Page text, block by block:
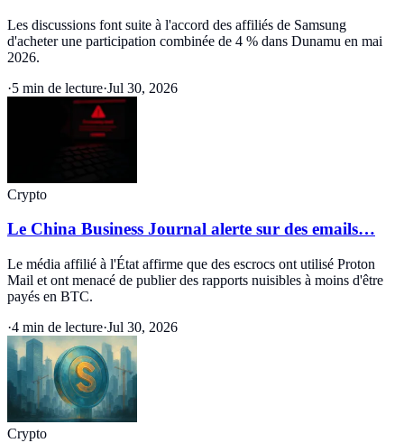
Les discussions font suite à l'accord des affiliés de Samsung
d'acheter une participation combinée de 4 % dans Dunamu en mai
2026.
·5 min de lecture·Jul 30, 2026
Crypto
Le China Business Journal alerte sur des emails…
Le média affilié à l'État affirme que des escrocs ont utilisé Proton
Mail et ont menacé de publier des rapports nuisibles à moins d'être
payés en BTC.
·4 min de lecture·Jul 30, 2026
Crypto